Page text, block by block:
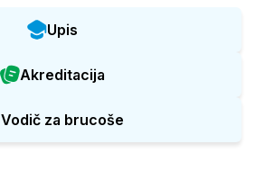
Upis
Akreditacija
Vodič za brucoše